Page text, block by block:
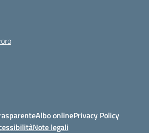
Albo onlinePrivacy Policy
Note legali